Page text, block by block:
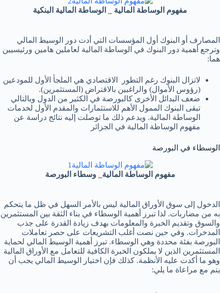
مفهوم الوساطة المالية _ الوساطة المالية البنكية
المصارف أو البنوك أول المؤسسات التي أدت دور الوسيط المالي
وترجع أهمية دور البنوك في الوساطة المالية لعاملين هامين ورئيسيين
هما:
لاتزال البنوك رغم التطور الاقتصادي هي الملجأ الأول للمودعين
(رؤوس الأموال) والراغبين بالاقتراض (المستثمرين).
ضعف البدائل الأخرى كالبورصة في الكثير من الدول وبالتالي
تبقى البنوك الممول الأهم للاستثمارات والمقدم الأول لخدمات
الوساطة المالية. ويدعم ذلك ما توصلت إليه نتائج دراسة عن
مفهوم الوساطة المالية في الجزائر
الوسطاء في البورصة
مفهوم الوساطة المالية_ وسطاء البورصة
الدخول إلى سوق الأوراق المالية ليس بالأمر السهل في ظل ما يتحكم
به من مضاربات. لذا تبرز أهمية الوسطاء في بناء الثقة بين المستثمرين
والسوق وتقديم الخبرة والمعلومات بهدف زيادة القدرة على جذب
المدخرات. وفي حين نصت أغلب التشريعات على حصر تعاملات
البورصة بفئة محددة وهي الوسطاء. تبرز أهمية الوسيط المالي لحماية
المستثمرين الذين لا يملكون الخبرة الكافية للتعامل مع الأوراق المالية
وهو ما أكدت عليه الأنظمة. كذلك فإن اختيار الوسيط المالي يجب أن
يتم مع مراعاة ما يلي: